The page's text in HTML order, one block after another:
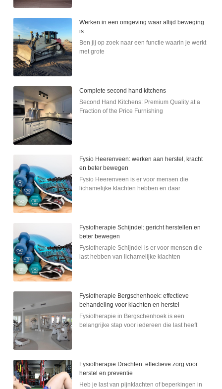
Werken in een omgeving waar altijd beweging
is
Ben jij op zoek naar een functie waarin je werkt
met grote
Complete second hand kitchens
Second Hand Kitchens: Premium Quality at a
Fraction of the Price Furnishing
Fysio Heerenveen: werken aan herstel, kracht
en beter bewegen
Fysio Heerenveen is er voor mensen die
lichamelijke klachten hebben en daar
Fysiotherapie Schijndel: gericht herstellen en
beter bewegen
Fysiotherapie Schijndel is er voor mensen die
last hebben van lichamelijke klachten
Fysiotherapie Bergschenhoek: effectieve
behandeling voor klachten en herstel
Fysiotherapie in Bergschenhoek is een
belangrijke stap voor iedereen die last heeft
Fysiotherapie Drachten: effectieve zorg voor
herstel en preventie
Heb je last van pijnklachten of beperkingen in